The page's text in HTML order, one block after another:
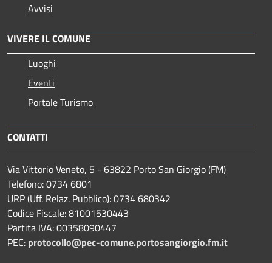
Avvisi
VIVERE IL COMUNE
Luoghi
Eventi
Portale Turismo
CONTATTI
Via Vittorio Veneto, 5 - 63822 Porto San Giorgio (FM)
Telefono: 0734 6801
URP (Uff. Relaz. Pubblico): 0734 680342
Codice Fiscale: 81001530443
Partita IVA: 00358090447
PEC: protocollo@pec-comune.portosangiorgio.fm.it